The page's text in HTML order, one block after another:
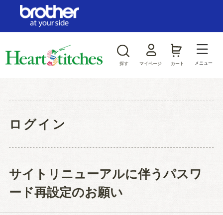
探す マイページ カート メニュー
ログイン
サイトリニューアルに伴うパスワ
ード再設定のお願い
ログイン/新規会員登録